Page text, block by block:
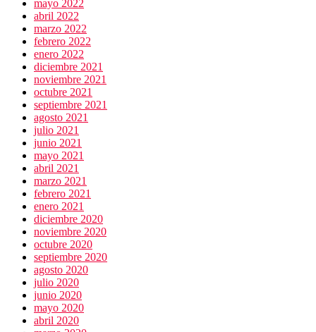
mayo 2022
abril 2022
marzo 2022
febrero 2022
enero 2022
diciembre 2021
noviembre 2021
octubre 2021
septiembre 2021
agosto 2021
julio 2021
junio 2021
mayo 2021
abril 2021
marzo 2021
febrero 2021
enero 2021
diciembre 2020
noviembre 2020
octubre 2020
septiembre 2020
agosto 2020
julio 2020
junio 2020
mayo 2020
abril 2020